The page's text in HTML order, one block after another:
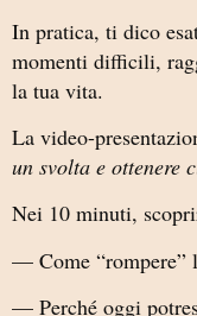
In pratica, ti dico
momenti difficili,
la tua vita.
La video-
un svolta e ottenere
Nei 10 minuti,
— Come “rompere”
— Perché oggi